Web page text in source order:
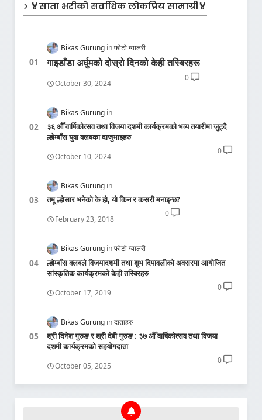
🏅साता भरीको सर्वाधिक लोकप्रिय सामाग्री🏅
Bikas Gurung फोटो ग्यालरी
गाइडाँडा अर्घुमको दोस्रो दिनको केही तस्बिरहरू
October 30, 2024
0
Bikas Gurung
३६ औँ वार्षिकोत्सव तथा विजया दशमी कार्यक्रमको भव्य तयारीमा जुट्दै
ल्होम्बाँस युवा क्लबका दाजुभाइहरु
October 10, 2024
0
Bikas Gurung
तमू ल्होसार भनेको के हो, यो किन र कसरी मनाइन्छ?
February 23, 2018
0
Bikas Gurung फोटो ग्यालरी
ल्होम्बाँस क्लबले विजयादशमी तथा शुभ दिपावलीको अवसरमा आयोजित
सांस्कृतिक कार्यक्रमको केही तस्बिरहरु
October 17, 2019
0
Bikas Gurung दाताहरु
श्री दिनेश गुरुङ र श्री देबी गुरुङ : ३७ औँ वार्षिकोत्सव तथा विजया
दशमी कार्यक्रमको सहयोगदाता
October 05, 2025
0